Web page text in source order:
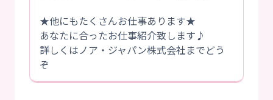
★他にもたくさんお仕事あります★
あなたに合ったお仕事紹介致します♪
詳しくはノア・ジャパン株式会社までどう
ぞ